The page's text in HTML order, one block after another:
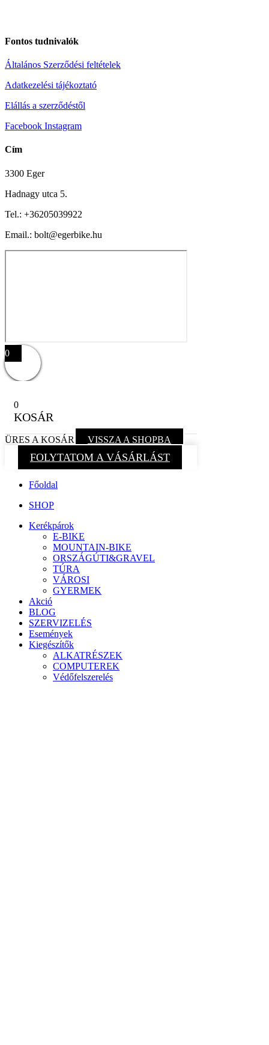
Fontos tudnivalók
Általános Szerződési feltételek
Adatkezelési tájékoztató
Elállás a szerződéstől
Facebook Instagram
Cím
3300 Eger
Hadnagy utca 5.
Tel.: +36205039922
Email.: bolt@egerbike.hu
0
0
KOSÁR
ÜRES A KOSÁR VISSZA A SHOPBA
FOLYTATOM A VÁSÁRLÁST
Főoldal
SHOP
Kerékpárok
E-BIKE
MOUNTAIN-BIKE
ORSZÁGÚTI&GRAVEL
TÚRA
VÁROSI
GYERMEK
Akció
BLOG
SZERVIZELÉS
Események
Kiegészítők
ALKATRÉSZEK
COMPUTEREK
Védőfelszerelés